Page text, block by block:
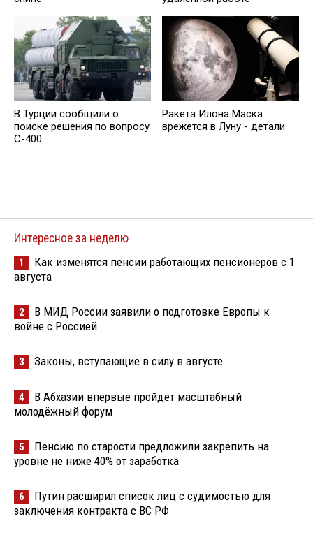
В Турции сообщили о
поиске решения по вопросу
С-400
Ракета Илона Маска
врежется в Луну - детали
Интересное за неделю
1
Как изменятся пенсии работающих пенсионеров с 1
августа
2
В МИД России заявили о подготовке Европы к
войне с Россией
3 Законы, вступающие в силу в августе
4
В Абхазии впервые пройдёт масштабный
молодёжный форум
5
Пенсию по старости предложили закрепить на
уровне не ниже 40% от заработка
6
Путин расширил список лиц с судимостью для
заключения контракта с ВС РФ